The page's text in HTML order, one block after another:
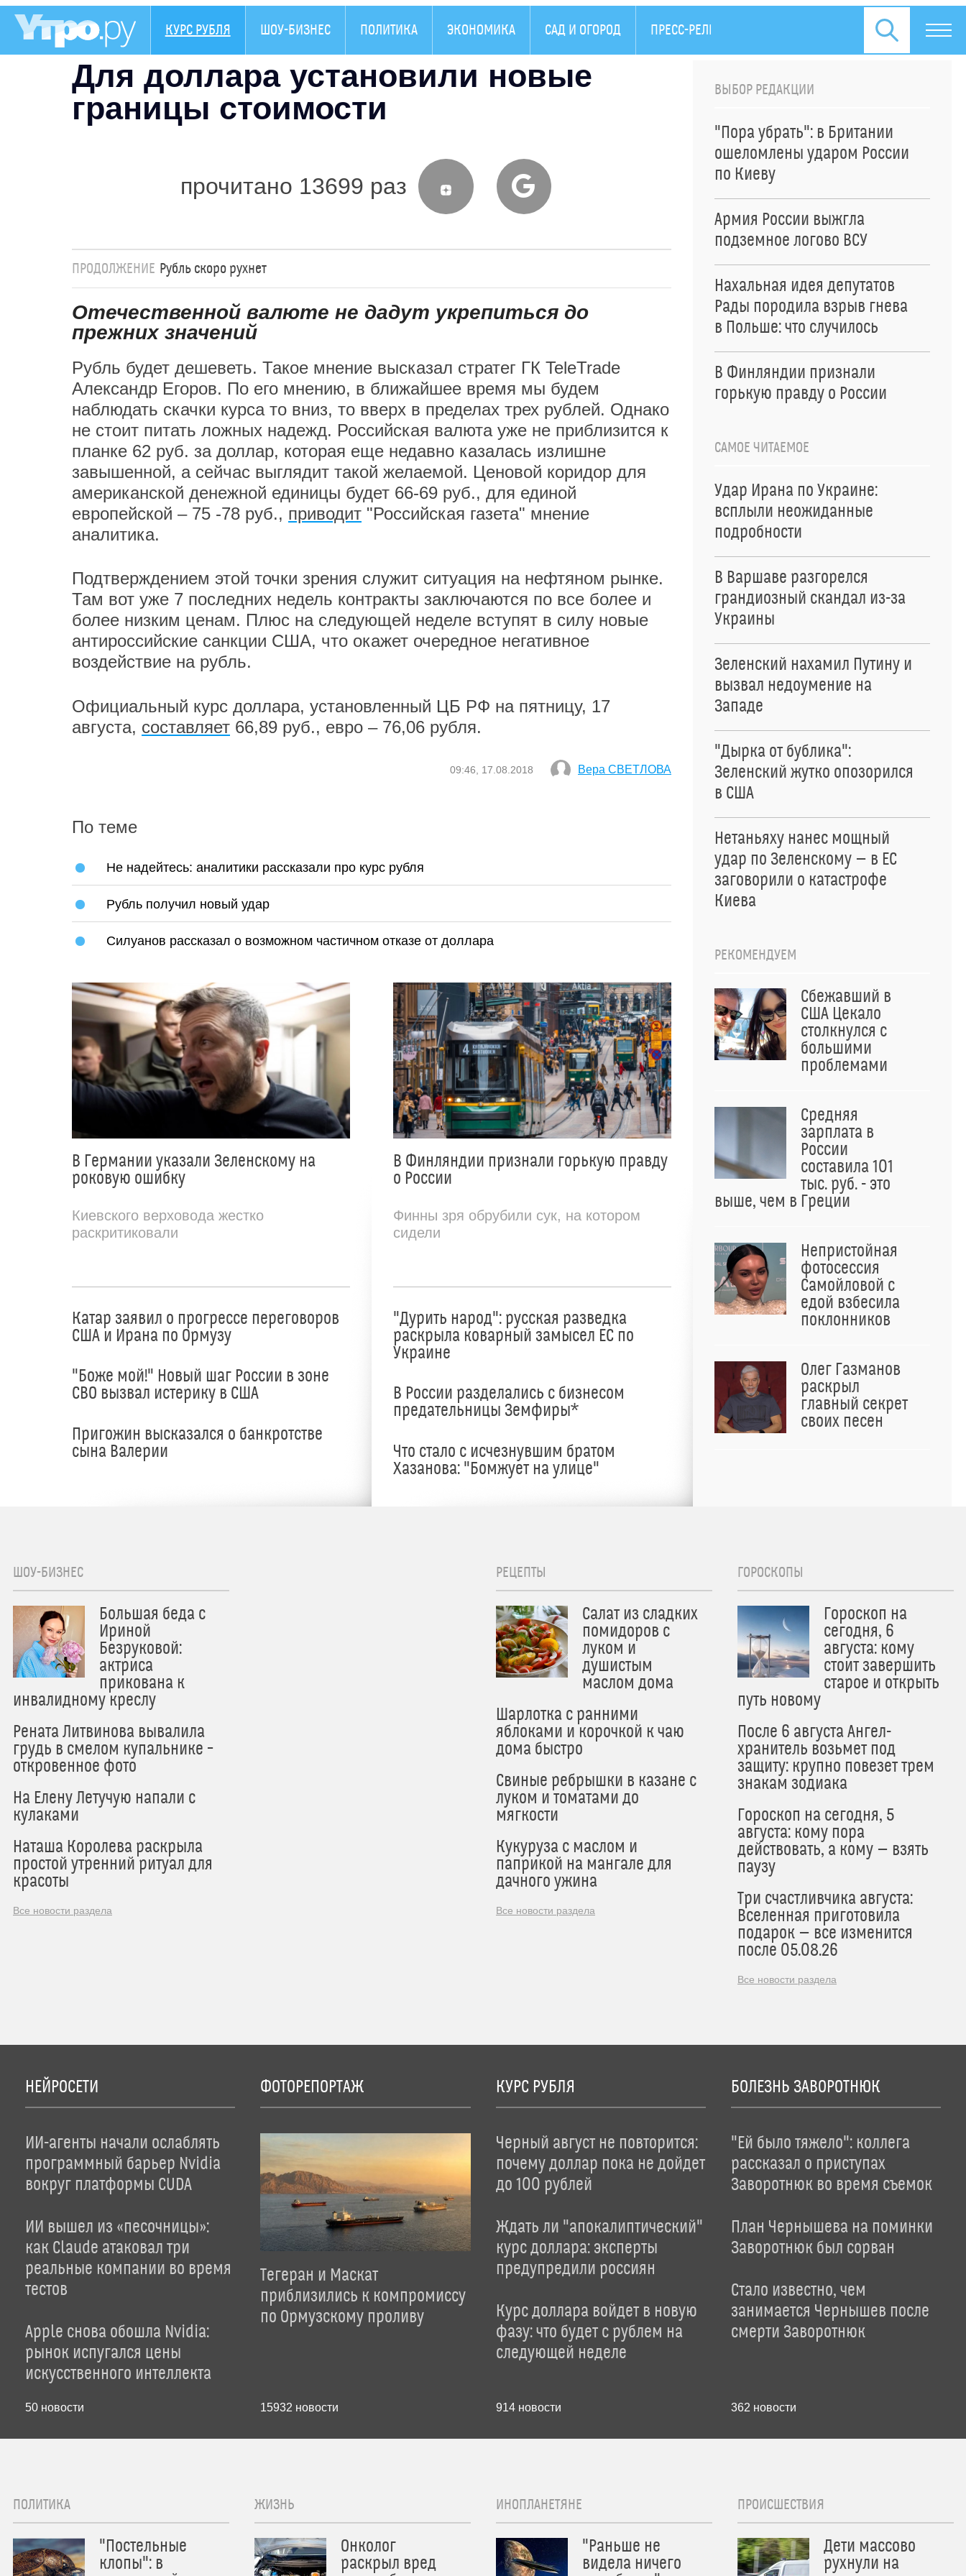
КУРС РУБЛЯ ШОУ-БИЗНЕС ПОЛИТИКА ЭКОНОМИКА САД И ОГОРОД ПРЕСС-РЕЛИЗЫ
Для доллара установили новые
границы стоимости
прочитано 13699 раз
ПРОДОЛЖЕНИЕ Рубль скоро рухнет
Отечественной валюте не дадут укрепиться до
прежних значений
Рубль будет дешеветь. Такое мнение высказал стратег ГК TeleTrade
Александр Егоров. По его мнению, в ближайшее время мы будем
наблюдать скачки курса то вниз, то вверх в пределах трех рублей. Однако
не стоит питать ложных надежд. Российская валюта уже не приблизится к
планке 62 руб. за доллар, которая еще недавно казалась излишне
завышенной, а сейчас выглядит такой желаемой. Ценовой коридор для
американской денежной единицы будет 66-69 руб., для единой
европейской – 75 -78 руб., приводит "Российская газета" мнение
аналитика.
Подтверждением этой точки зрения служит ситуация на нефтяном рынке.
Там вот уже 7 последних недель контракты заключаются по все более и
более низким ценам. Плюс на следующей неделе вступят в силу новые
антироссийские санкции США, что окажет очередное негативное
воздействие на рубль.
Официальный курс доллара, установленный ЦБ РФ на пятницу, 17
августа, составляет 66,89 руб., евро – 76,06 рубля.
09:46, 17.08.2018 Вера СВЕТЛОВА
По теме
Не надейтесь: аналитики рассказали про курс рубля
Рубль получил новый удар
Силуанов рассказал о возможном частичном отказе от доллара
В Германии указали Зеленскому на
роковую ошибку
Киевского верховода жестко
раскритиковали
Катар заявил о прогрессе переговоров
США и Ирана по Ормузу
"Боже мой!" Новый шаг России в зоне
СВО вызвал истерику в США
Пригожин высказался о банкротстве
сына Валерии
В Финляндии признали горькую правду
о России
Финны зря обрубили сук, на котором
сидели
"Дурить народ": русская разведка
раскрыла коварный замысел ЕС по
Украине
В России разделались с бизнесом
предательницы Земфиры*
Что стало с исчезнувшим братом
Хазанова: "Бомжует на улице"
ВЫБОР РЕДАКЦИИ
"Пора убрать": в Британии
ошеломлены ударом России
по Киеву
Армия России выжгла
подземное логово ВСУ
Нахальная идея депутатов
Рады породила взрыв гнева
в Польше: что случилось
В Финляндии признали
горькую правду о России
САМОЕ ЧИТАЕМОЕ
Удар Ирана по Украине:
всплыли неожиданные
подробности
В Варшаве разгорелся
грандиозный скандал из-за
Украины
Зеленский нахамил Путину и
вызвал недоумение на
Западе
"Дырка от бублика":
Зеленский жутко опозорился
в США
Нетаньяху нанес мощный
удар по Зеленскому — в ЕС
заговорили о катастрофе
Киева
РЕКОМЕНДУЕМ
Сбежавший в
США Цекало
столкнулся с
большими
проблемами
Средняя
зарплата в
России
составила 101
тыс. руб. - это
выше, чем в Греции
Непристойная
фотосессия
Самойловой с
едой взбесила
поклонников
Олег Газманов
раскрыл
главный секрет
своих песен
ШОУ-БИЗНЕС
Большая беда с
Ириной
Безруковой:
актриса
прикована к
инвалидному креслу
Рената Литвинова вывалила
грудь в смелом купальнике –
откровенное фото
На Елену Летучую напали с
кулаками
Наташа Королева раскрыла
простой утренний ритуал для
красоты
Все новости раздела
РЕЦЕПТЫ
Салат из сладких
помидоров с
луком и
душистым
маслом дома
Шарлотка с ранними
яблоками и корочкой к чаю
дома быстро
Свиные ребрышки в казане с
луком и томатами до
мягкости
Кукуруза с маслом и
паприкой на мангале для
дачного ужина
Все новости раздела
ГОРОСКОПЫ
Гороскоп на
сегодня, 6
августа: кому
стоит завершить
старое и открыть
путь новому
После 6 августа Ангел-
хранитель возьмет под
защиту: крупно повезет трем
знакам зодиака
Гороскоп на сегодня, 5
августа: кому пора
действовать, а кому — взять
паузу
Три счастливчика августа:
Вселенная приготовила
подарок — все изменится
после 05.08.26
Все новости раздела
НЕЙРОСЕТИ
ИИ-агенты начали ослаблять
программный барьер Nvidia
вокруг платформы CUDA
ИИ вышел из «песочницы»:
как Claude атаковал три
реальные компании во время
тестов
Apple снова обошла Nvidia:
рынок испугался цены
искусственного интеллекта
50 новости
ФОТОРЕПОРТАЖ
Тегеран и Маскат
приблизились к компромиссу
по Ормузскому проливу
15932 новости
КУРС РУБЛЯ
Черный август не повторится:
почему доллар пока не дойдет
до 100 рублей
Ждать ли "апокалиптический"
курс доллара: эксперты
предупредили россиян
Курс доллара войдет в новую
фазу: что будет с рублем на
следующей неделе
914новости
БОЛЕЗНЬ ЗАВОРОТНЮК
"Ей было тяжело": коллега
рассказал о приступах
Заворотнюк во время съемок
План Чернышева на поминки
Заворотнюк был сорван
Стало известно, чем
занимается Чернышев после
смерти Заворотнюк
362 новости
ПОЛИТИКА
"Постельные
клопы": в
ЖИЗНЬ
Онколог
раскрыл вред
ИНОПЛАНЕТЯНЕ
"Раньше не
видела ничего
ПРОИСШЕСТВИЯ
Дети массово
рухнули на